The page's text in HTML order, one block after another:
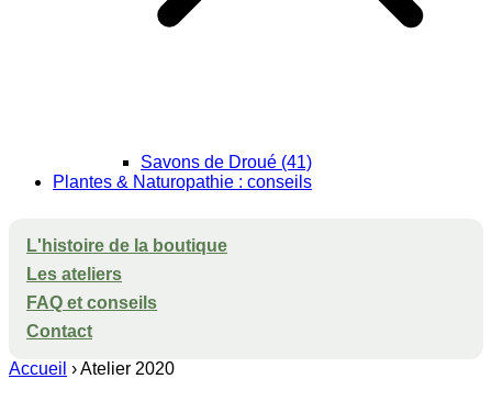
Savons de Droué (41)
Plantes & Naturopathie : conseils
L'histoire de la boutique
Les ateliers
FAQ et conseils
Contact
Accueil ›Atelier 2020